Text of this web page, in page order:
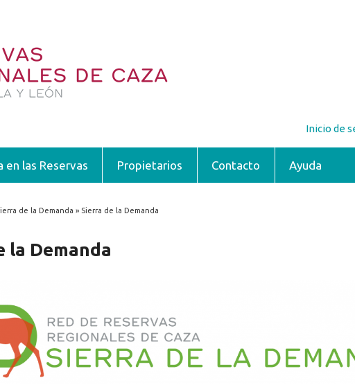
Inicio de
en las Reservas Propietarios Contacto Ayuda
usted aquí
de la Demanda » Sierra de la Demanda
la Demanda